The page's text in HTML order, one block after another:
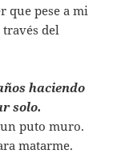
que pese a mi
del
haciendo
solo.
puto muro.
matarme.